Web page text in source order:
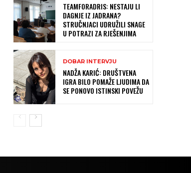
TEAMFORADRIS: NESTAJU LI
DAGNJE IZ JADRANA?
STRUČNJACI UDRUŽILI SNAGE
U POTRAZI ZA RJEŠENJIMA
DOBAR INTERVJU
NADŽA KARIĆ: DRUŠTVENA
IGRA BILO POMAŽE LJUDIMA DA
SE PONOVO ISTINSKI POVEŽU